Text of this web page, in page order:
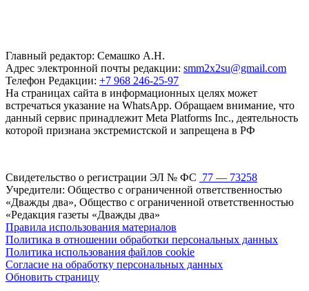
Главный редактор: Семашко А.Н.
Адрес электронной почты редакции: smm2x2su@gmail.com
Телефон Редакции: +7 968 246-25-97
На страницах сайта в информационных целях может
встречаться указание на WhatsApp. Обращаем внимание, что
данный сервис принадлежит Meta Platforms Inc., деятельность
которой признана экстремистской и запрещена в РФ
Свидетельство о регистрации ЭЛ № ФС 77 — 73258
Учредители: Общество с ограниченной ответственностью
«Дважды два», Общество с ограниченной ответственностью
«Редакция газеты «Дважды два»
Правила использования материалов
Политика в отношении обработки персональных данных
Политика использования файлов cookie
Согласие на обработку персональных данных
Обновить страницу